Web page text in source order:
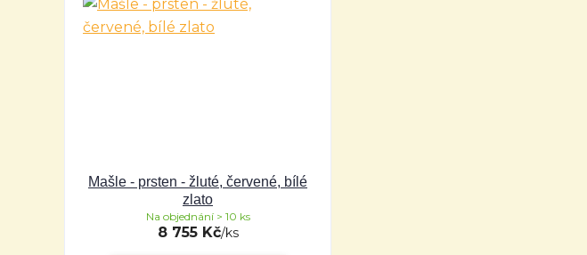
Mašle - prsten - žluté, červené, bílé
zlato
8 755 Kč/ks
Na objednání > 10 ks